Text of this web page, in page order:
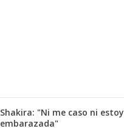
Shakira: "Ni me caso ni estoy
embarazada"